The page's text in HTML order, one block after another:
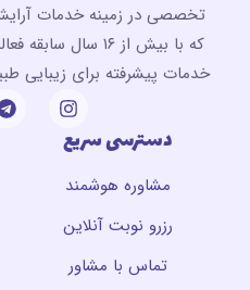
دسترسی سریع
مشاوره هوشمند
رزرو نوبت آنلاین
تماس با مشاور
تخصصی در زمینه خدمات
که با بیش از ۱۶
خدمات پیشرفته برای زیبایی